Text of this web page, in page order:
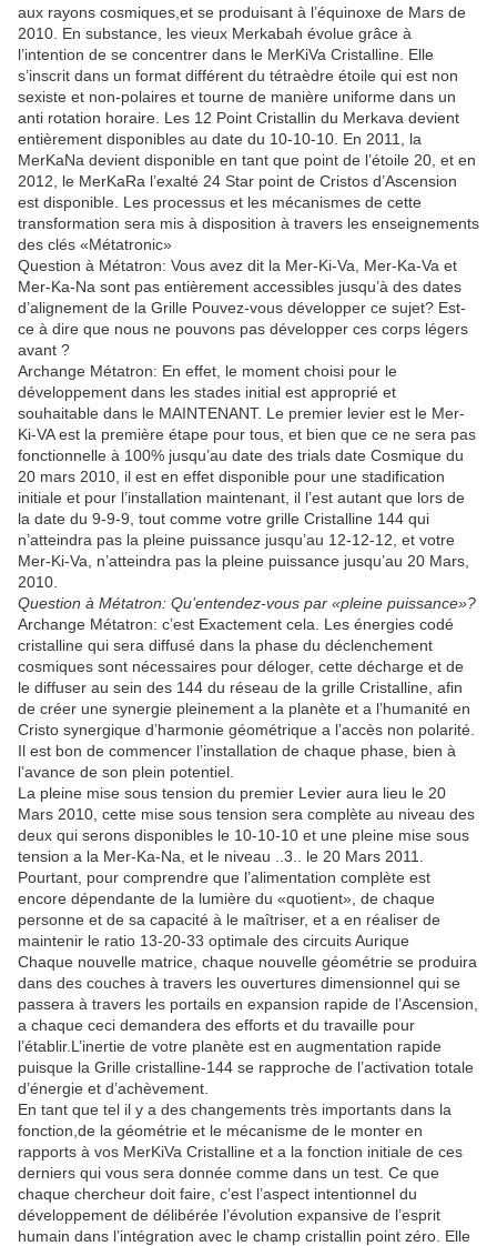
aux rayons cosmiques,et se produisant à l’équinoxe de Mars de
2010. En substance, les vieux Merkabah évolue grâce à
l’intention de se concentrer dans le MerKiVa Cristalline. Elle
s’inscrit dans un format différent du tétraèdre étoile qui est non
sexiste et non-polaires et tourne de manière uniforme dans un
anti rotation horaire. Les 12 Point Cristallin du Merkava devient
entièrement disponibles au date du 10-10-10. En 2011, la
MerKaNa devient disponible en tant que point de l’étoile 20, et en
2012, le MerKaRa l’exalté 24 Star point de Cristos d’Ascension
est disponible. Les processus et les mécanismes de cette
transformation sera mis à disposition à travers les enseignements
des clés «Métatronic»
Question à Métatron: Vous avez dit la Mer-Ki-Va, Mer-Ka-Va et
Mer-Ka-Na sont pas entièrement accessibles jusqu’à des dates
d’alignement de la Grille Pouvez-vous développer ce sujet? Est-
ce à dire que nous ne pouvons pas développer ces corps légers
avant ?
Archange Métatron: En effet, le moment choisi pour le
développement dans les stades initial est approprié et
souhaitable dans le MAINTENANT. Le premier levier est le Mer-
Ki-VA est la première étape pour tous, et bien que ce ne sera pas
fonctionnelle à 100% jusqu’au date des trials date Cosmique du
20 mars 2010, il est en effet disponible pour une stadification
initiale et pour l’installation maintenant, il l’est autant que lors de
la date du 9-9-9, tout comme votre grille Cristalline 144 qui
n’atteindra pas la pleine puissance jusqu’au 12-12-12, et votre
Mer-Ki-Va, n’atteindra pas la pleine puissance jusqu’au 20 Mars,
2010.
Question à Métatron: Qu’entendez-vous par «pleine puissance»?
Archange Métatron: c’est Exactement cela. Les énergies codé
cristalline qui sera diffusé dans la phase du déclenchement
cosmiques sont nécessaires pour déloger, cette décharge et de
le diffuser au sein des 144 du réseau de la grille Cristalline, afin
de créer une synergie pleinement a la planète et a l’humanité en
Cristo synergique d’harmonie géométrique a l’accès non polarité.
Il est bon de commencer l’installation de chaque phase, bien à
l’avance de son plein potentiel.
La pleine mise sous tension du premier Levier aura lieu le 20
Mars 2010, cette mise sous tension sera complète au niveau des
deux qui serons disponibles le 10-10-10 et une pleine mise sous
tension a la Mer-Ka-Na, et le niveau ..3.. le 20 Mars 2011.
Pourtant, pour comprendre que l’alimentation complète est
encore dépendante de la lumière du «quotient», de chaque
personne et de sa capacité à le maîtriser, et a en réaliser de
maintenir le ratio 13-20-33 optimale des circuits Aurique
Chaque nouvelle matrice, chaque nouvelle géométrie se produira
dans des couches à travers les ouvertures dimensionnel qui se
passera à travers les portails en expansion rapide de l’Ascension,
a chaque ceci demandera des efforts et du travaille pour
l’établir.L’inertie de votre planète est en augmentation rapide
puisque la Grille cristalline-144 se rapproche de l’activation totale
d’énergie et d’achèvement.
En tant que tel il y a des changements très importants dans la
fonction,de la géométrie et le mécanisme de le monter en
rapports à vos MerKiVa Cristalline et a la fonction initiale de ces
derniers qui vous sera donnée comme dans un test. Ce que
chaque chercheur doit faire, c’est l’aspect intentionnel du
développement de délibérée l’évolution expansive de l’esprit
humain dans l’intégration avec le champ cristallin point zéro. Elle